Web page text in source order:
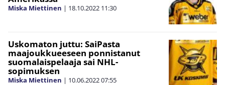
Miska Miettinen | 18.10.2022 11:30
Uskomaton juttu: SaiPasta
maajoukkueeseen ponnistanut
suomalaispelaaja sai NHL-
sopimuksen
Miska Miettinen | 10.06.202207:55